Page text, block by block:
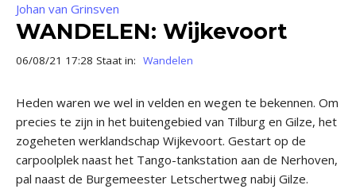
Johan van Grinsven
WANDELEN: Wijkevoort
06/08/21 17:28 Staat in: Wandelen
Heden waren we wel in velden en wegen te bekennen. Om
precies te zijn in het buitengebied van Tilburg en Gilze, het
zogeheten werklandschap Wijkevoort. Gestart op de
carpoolplek naast het Tango-tankstation aan de Nerhoven,
pal naast de Burgemeester Letschertweg nabij Gilze.